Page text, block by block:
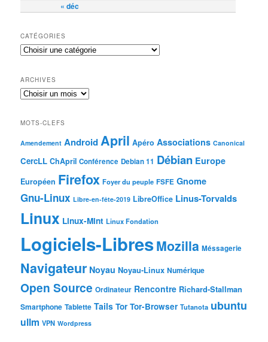
« déc
CATÉGORIES
ARCHIVES
MOTS-CLEFS
Amendement AndroidApril Apéro Associations Canonical
CercLL ChApril Conférence Debian 11 Débian Europe
Européen Firefox Foyer du peuple FSFE Gnome
Gnu-Linux Libre-en-fête-2019 LibreOffice Linus-Torvalds
Linux Linux-Mint Linux Fondation
Logiciels-LibresMozilla Méssagerie
Navigateur Noyau Noyau-Linux Numérique
Open Source Ordinateur Rencontre Richard-Stallman
Smartphone Tablette Tails Tor Tor-Browser Tutanota ubuntu
ullm VPN Wordpress